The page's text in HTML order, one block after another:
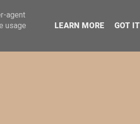
agent
usage
LEARN MORE GOT IT